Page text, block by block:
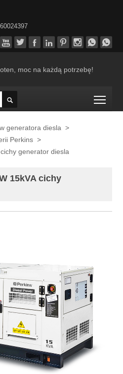
       
moc na każdą potrzebę!

generatora diesla >
Perkins >
generator diesla
15kVA cichy